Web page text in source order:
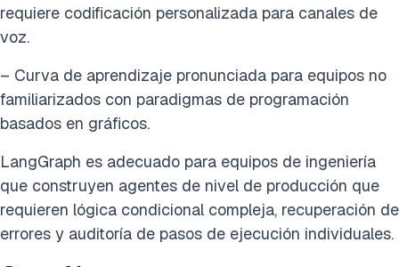
requiere codificación personalizada para canales de
voz.
– Curva de aprendizaje pronunciada para equipos no
familiarizados con paradigmas de programación
basados en gráficos.
LangGraph es adecuado para equipos de ingeniería
que construyen agentes de nivel de producción que
requieren lógica condicional compleja, recuperación de
errores y auditoría de pasos de ejecución individuales.